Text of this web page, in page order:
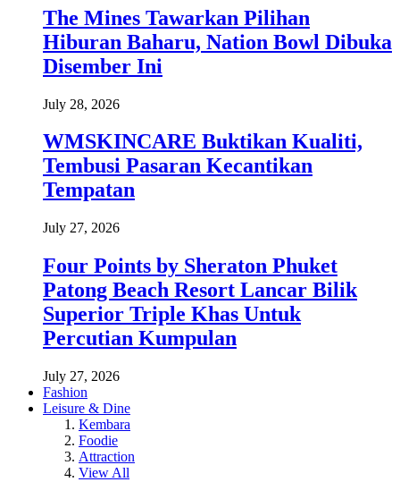
The Mines Tawarkan Pilihan
Hiburan Baharu, Nation Bowl Dibuka
Disember Ini
July 28, 2026
WMSKINCARE Buktikan Kualiti,
Tembusi Pasaran Kecantikan
Tempatan
July 27, 2026
Four Points by Sheraton Phuket
Patong Beach Resort Lancar Bilik
Superior Triple Khas Untuk
Percutian Kumpulan
July 27, 2026
Fashion
Leisure & Dine
Kembara
Foodie
Attraction
View All